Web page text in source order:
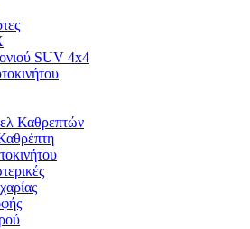
SUV 4x4
Καθρεπτών